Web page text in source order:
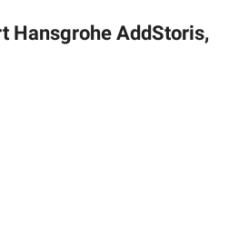
Hansgrohe AddStoris,